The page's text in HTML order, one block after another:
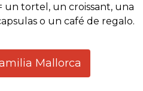
un tortel, un croissant, una
o un café de regalo.
Mallorca